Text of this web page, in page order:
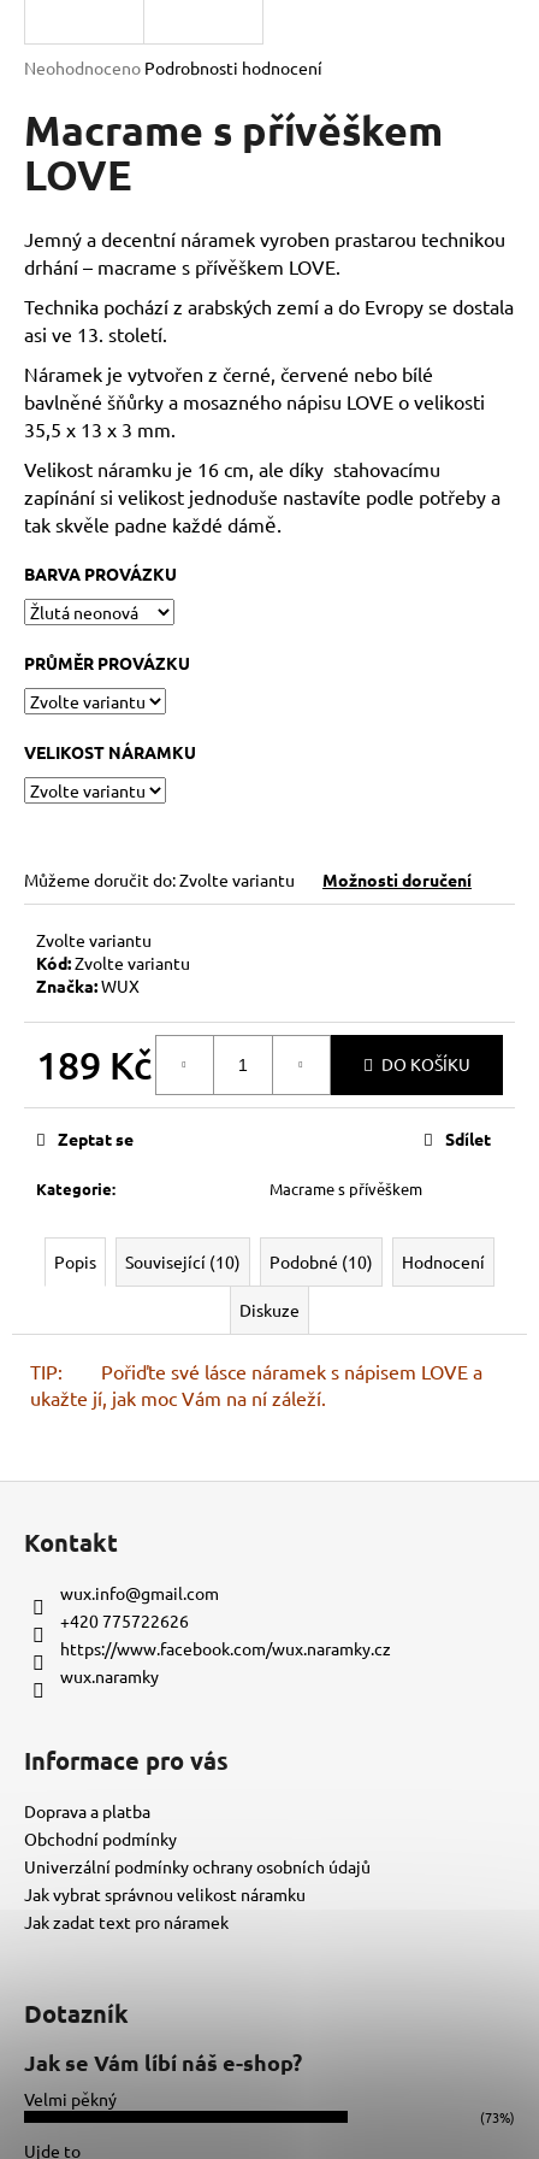
Průměrné
produktu
je
0,0
Neohodnoceno Podrobnosti hodnocení
Macrame s přívěškem
LOVE
Jemný a decentní náramek vyroben prastarou technikou
drhání – macrame s přívěškem LOVE.
Technika pochází z arabských zemí a do Evropy se dostala
asi ve 13. století.
Náramek je vytvořen z černé, červené nebo bílé
bavlněné šňůrky a mosazného nápisu LOVE o velikosti
35,5 x 13 x 3 mm.
Velikost náramku je 16 cm, ale díky stahovacímu
zapínání si velikost jednoduše nastavíte podle potřeby a
tak skvěle padne každé dámě.
BARVA PROVÁZKU
PRŮMĚR PROVÁZKU
VELIKOST NÁRAMKU
Můžeme doručit do:Zvolte variantu Možnosti doručení
Zvolte variantu
Kód:Zvolte variantu
Značka:WUX
189 Kč DO KOŠÍKU
Kategorie: Macrame s přívěškem
Zeptat se Sdílet
Popis Související (10) Podobné (10) Hodnocení
Diskuze
TIP: Pořiďte své lásce náramek s nápisem LOVE a
ukažte jí, jak moc Vám na ní záleží.
j
t
?
HLEDAT
D
o
p
o
r
u
u
j
e
m
e
KABBALAH
STŘÍBRNÝ
KROUŽEK
AG925
Kontakt
wux.info@gmail.com
+420 775722626
https://www.facebook.com/wux.naramky.cz
wux.naramky
Informace pro vás
Doprava a platba
Obchodní podmínky
Univerzální podmínky ochrany osobních údajů
Jak vybrat správnou velikost náramku
Jak zadat text pro náramek
Dotazník
Jak se Vám líbí náš e-shop?
Velmi pěkný
(73%)
Ujde to